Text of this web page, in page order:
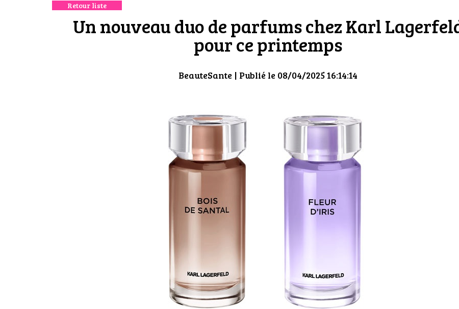
Retour liste
Un nouveau duo de parfums chez Karl
pour ce printemps
BeauteSante | Publié le 08/04/2025 16:14:14